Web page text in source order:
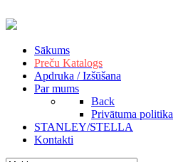
Sākums
Preču Katalogs
Apdruka / Izšūšana
Par mums
Back
Privātuma politika
STANLEY/STELLA
Kontakti